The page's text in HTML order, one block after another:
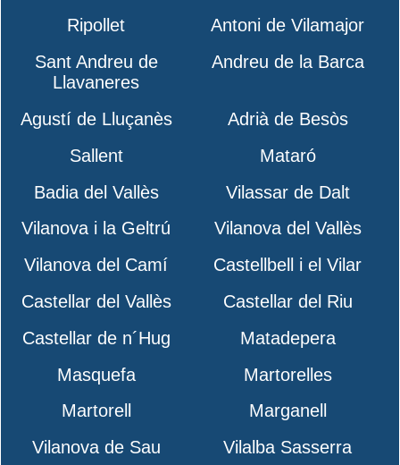
Ripollet
Antoni de Vilamajor
Sant Andreu de
Llavaneres
Andreu de la Barca
Agustí de Lluçanès
Adrià de Besòs
Sallent
Mataró
Badia del Vallès
Vilassar de Dalt
Vilanova i la Geltrú
Vilanova del Vallès
Vilanova del Camí
Castellbell i el Vilar
Castellar del Vallès
Castellar del Riu
Castellar de n´Hug
Matadepera
Masquefa
Martorelles
Martorell
Marganell
Vilanova de Sau
Vilalba Sasserra